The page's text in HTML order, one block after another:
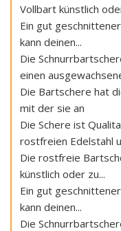
Vollbart künstlich
Ein gut
kann deinen...
Die
einen
Die Bartschere hat
mit der sie an
Die Schere ist
rostfreien Edelstahl
Die rostfreie
künstlich oder zu...
Ein gut
kann deinen...
Die